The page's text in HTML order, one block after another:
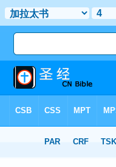
> 加拉太书 4